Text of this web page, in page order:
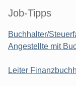
Seitenleiste
Job-Tipps
Buchhalter/
Angestellte mit
Leiter